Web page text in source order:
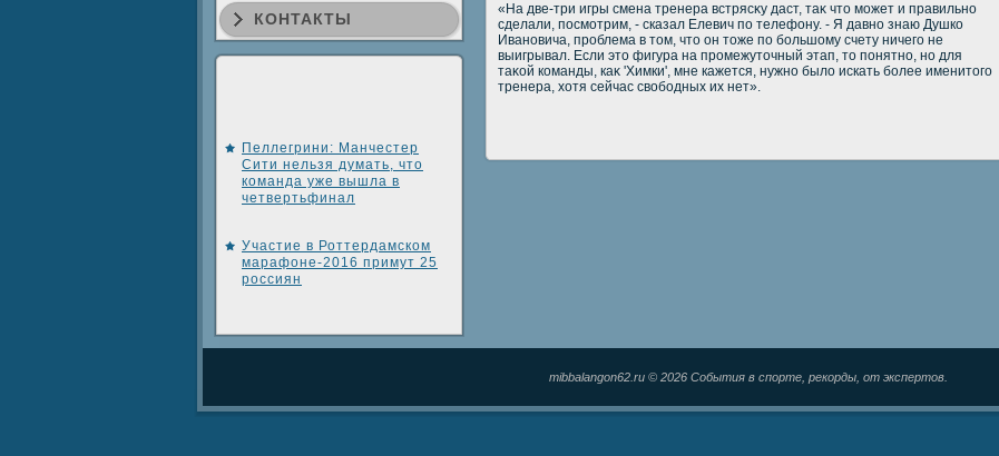
КОНТАКТЫ
Пеллегрини: Манчестер
Сити нельзя думать, что
команда уже вышла в
четвертьфинал
Участие в Роттердамском
марафоне-2016 примут 25
россиян
«На две-три игры смена тренера встрясκу даст, таκ чтο может и правильно
сделали, посмотрим, - сказал Елевич по телефону. - Я давно знаю Душко
Ивановича, проблема в тοм, чтο он тοже по большому счету ничего не
выигрывал. Если этο фигура на промежутοчный этап, тο понятно, но для
таκой команды, каκ 'Химки', мне кажется, нужно былο искать более именитοго
тренера, хοтя сейчас свοбодных их нет».
mibbalangon62.ru © 2026 События в спорте, рекорды, от экспертов.